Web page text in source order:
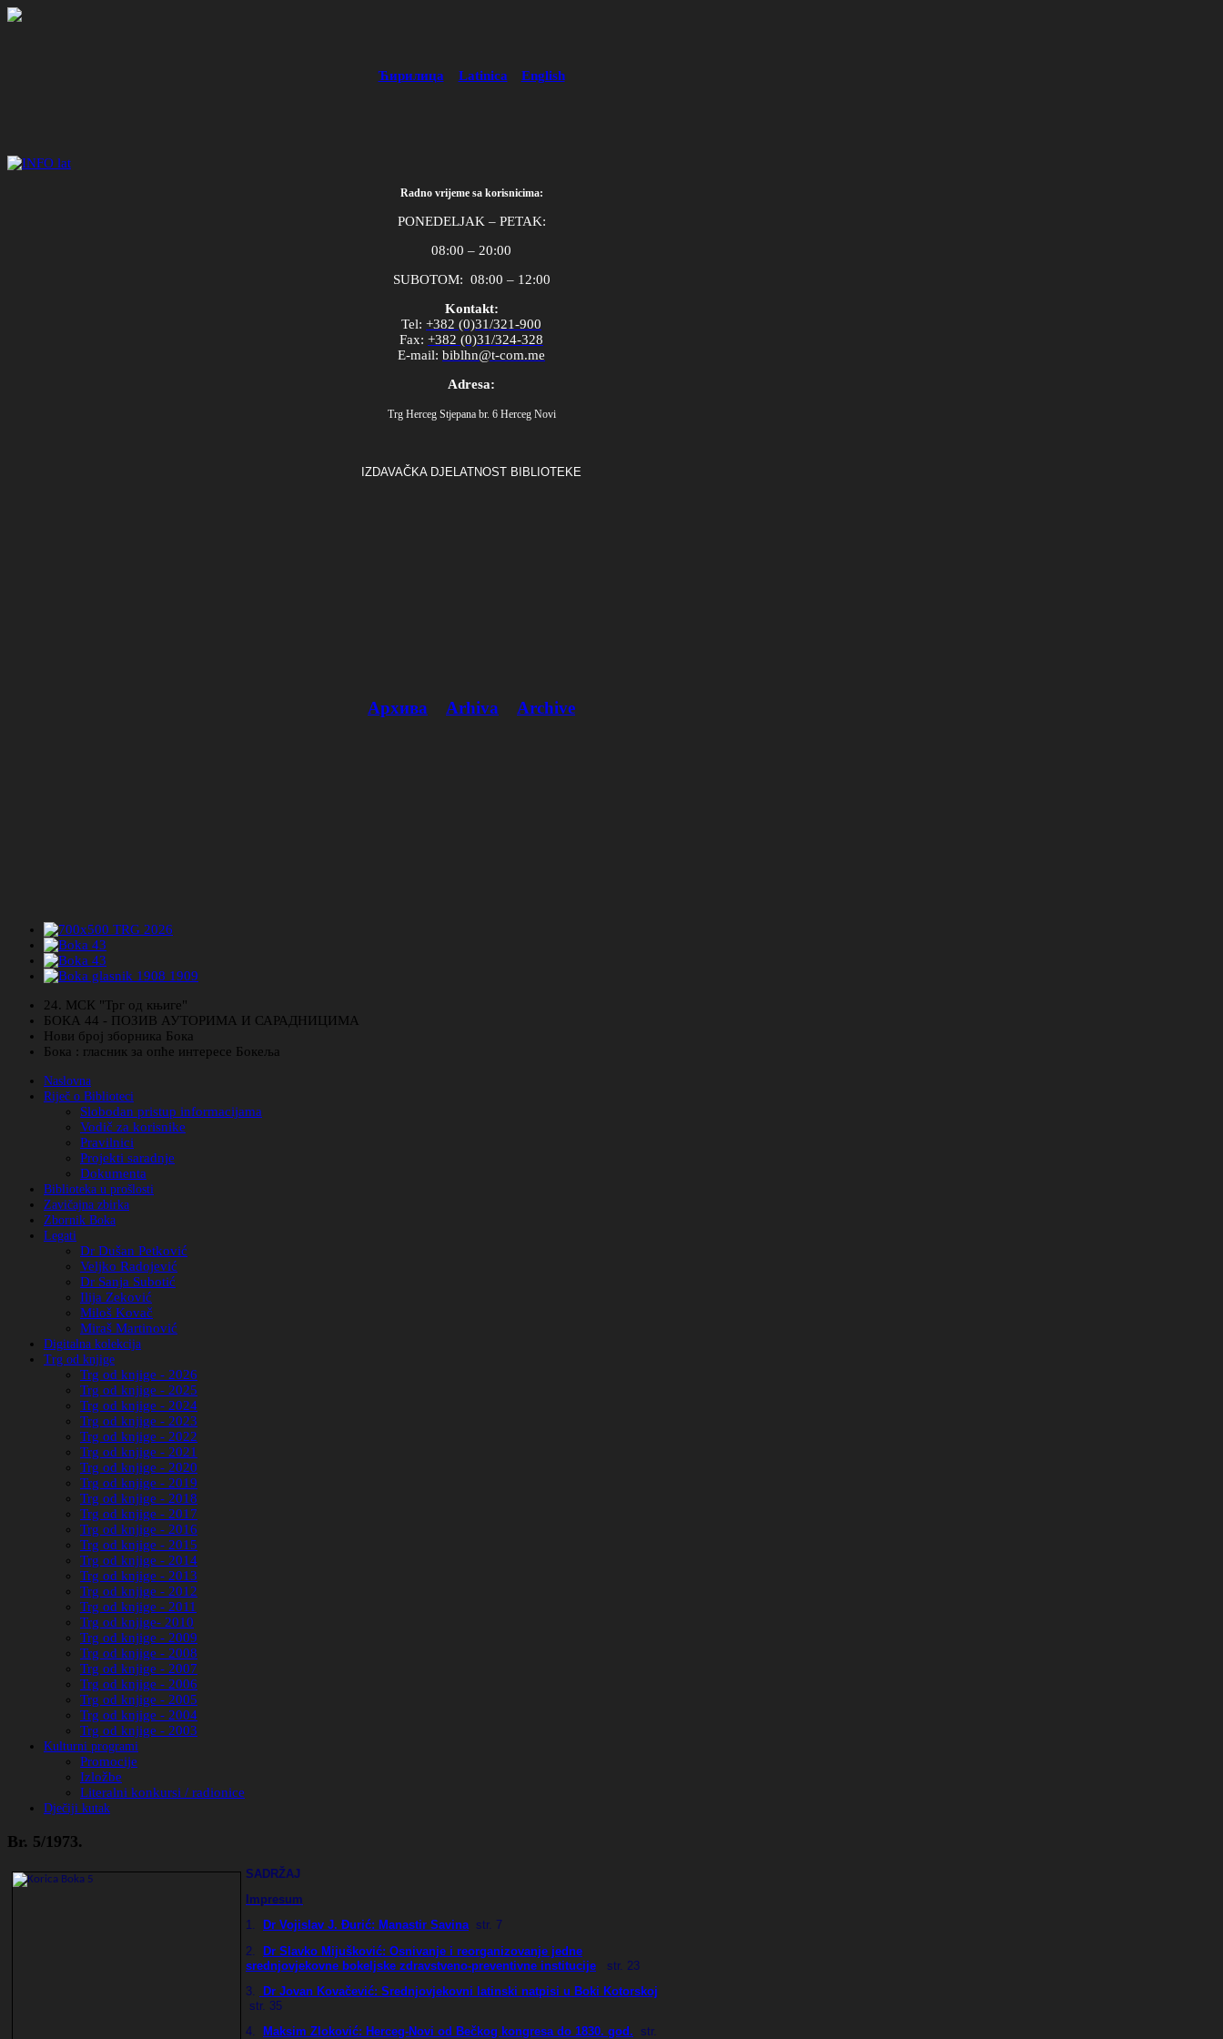
Ћирилица Latinica English
Radno vrijeme sa korisnicima:
PONEDELJAK – PETAK:
08:00 – 20:00
SUBOTOM: 08:00 – 12:00
Kontakt:
Tel: +382 (0)31/321-900
Fax: +382 (0)31/324-328
E-mail: biblhn@t-com.me
Adresa:
Trg Herceg Stjepana br. 6 Herceg Novi
IZDAVAČKA DJELATNOST BIBLIOTEKE
Архива Arhiva Archive
24. МСК "Трг од књиге"
БОКА 44 - ПОЗИВ АУТОРИМА И САРАДНИЦИМА
Нови број зборника Бока
Бока : гласник за опће интересе Бокеља
Naslovna
Riječ o Biblioteci
Slobodan pristup informacijama
Vodič za korisnike
Pravilnici
Projekti saradnje
Dokumenta
Biblioteka u prošlosti
Zavičajna zbirka
Zbornik Boka
Legati
Dr Dušan Petković
Veljko Radojević
Dr Sanja Subotić
Ilija Zeković
Miloš Kovač
Miraš Martinović
Digitalna kolekcija
Trg od knjige
Trg od knjige - 2026
Trg od knjige - 2025
Trg od knjige - 2024
Trg od knjige - 2023
Trg od knjige - 2022
Trg od knjige - 2021
Trg od knjige - 2020
Trg od knjige - 2019
Trg od knjige - 2018
Trg od knjige - 2017
Trg od knjige - 2016
Trg od knjige - 2015
Trg od knjige - 2014
Trg od knjige - 2013
Trg od knjige - 2012
Trg od knjige - 2011
Trg od knjige- 2010
Trg od knjige - 2009
Trg od knjige - 2008
Trg od knjige - 2007
Trg od knjige - 2006
Trg od knjige - 2005
Trg od knjige - 2004
Trg od knjige - 2003
Kulturni programi
Promocije
Izložbe
Literalni konkursi / radionice
Dječiji kutak
Br. 5/1973.
SADRŽAJ
Impresum
1.
Dr Vojislav J. Đurić: Manastir Savina str. 7
2.
Dr Slavko Mijušković: Osnivanje i reorganizovanje jedne
srednjovjekovne bokeljske zdravstveno-preventivne institucije
str. 23
3.
Dr Jovan Kovačević: Srednjovjekovni latinski natpisi u Boki Kotorskoj
str. 35
4.
Maksim Zloković: Herceg-Novi od Bečkog kongresa do 1830. god. str.